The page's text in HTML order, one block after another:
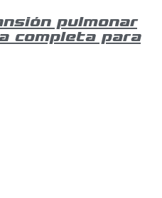
pulmonar
completa para